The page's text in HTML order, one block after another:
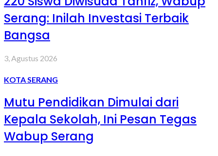
Serang: Inilah Investasi Terbaik
Bangsa
3, Agustus 2026
KOTA SERANG
Mutu Pendidikan Dimulai dari
Kepala Sekolah, Ini Pesan Tegas
Wabup Serang